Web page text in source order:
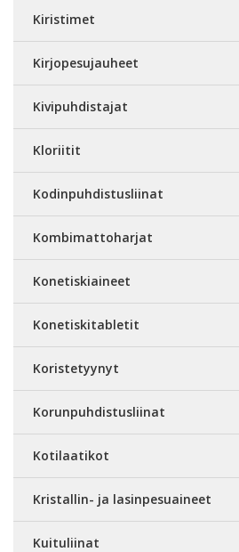
Kiristimet
Kirjopesujauheet
Kivipuhdistajat
Kloriitit
Kodinpuhdistusliinat
Kombimattoharjat
Konetiskiaineet
Konetiskitabletit
Koristetyynyt
Korunpuhdistusliinat
Kotilaatikot
Kristallin- ja lasinpesuaineet
Kuituliinat